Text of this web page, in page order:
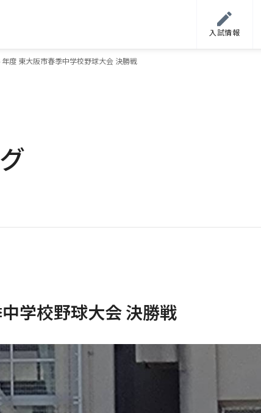
入試情報
度 東大阪市春季中学校野球大会 決勝戦
学校野球大会 決勝戦